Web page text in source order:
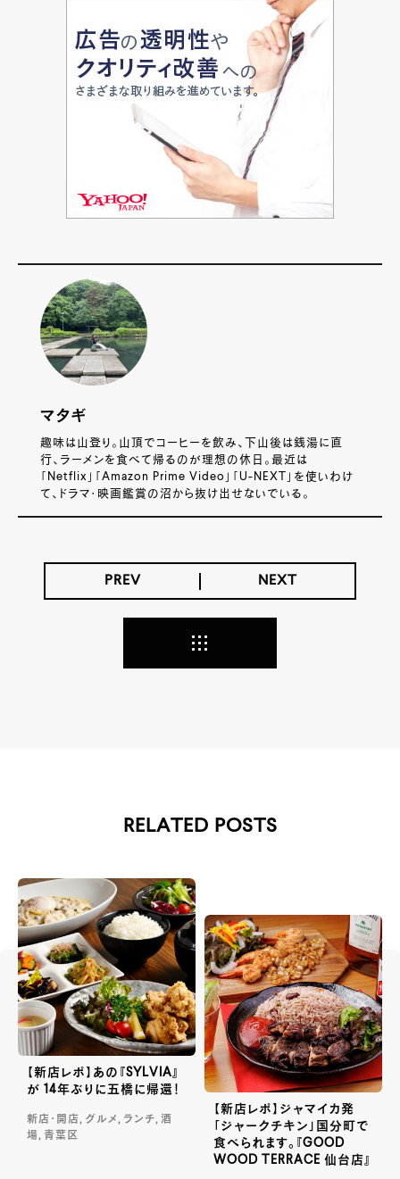
マタギ
趣味は山登り。山頂でコーヒーを飲み、下山後は銭湯に直
行、ラーメンを食べて帰るのが理想の休日。最近は
「Netflix」「Amazon Prime Video」「U-NEXT」を使いわけ
て、ドラマ・映画鑑賞の沼から抜け出せないでいる。
PREV NEXT
RELATED POSTS
【新店レポ】あの『SYLVIA』
が 14年ぶりに五橋に帰還！
新店・開店, グルメ, ランチ, 酒
場, 青葉区
【新店レポ】ジャマイカ発
「ジャークチキン」国分町で
食べられます。『GOOD
WOOD TERRACE 仙台店』